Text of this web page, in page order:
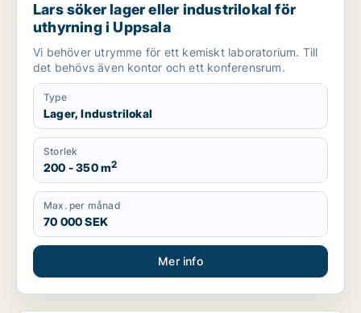
Lars söker lager eller industrilokal för
uthyrning i Uppsala
Vi behöver utrymme för ett kemiskt laboratorium. Till
det behövs även kontor och ett konferensrum.
Type
Lager, Industrilokal
Storlek
200 - 350 m2
Max. per månad
70 000 SEK
Mer info